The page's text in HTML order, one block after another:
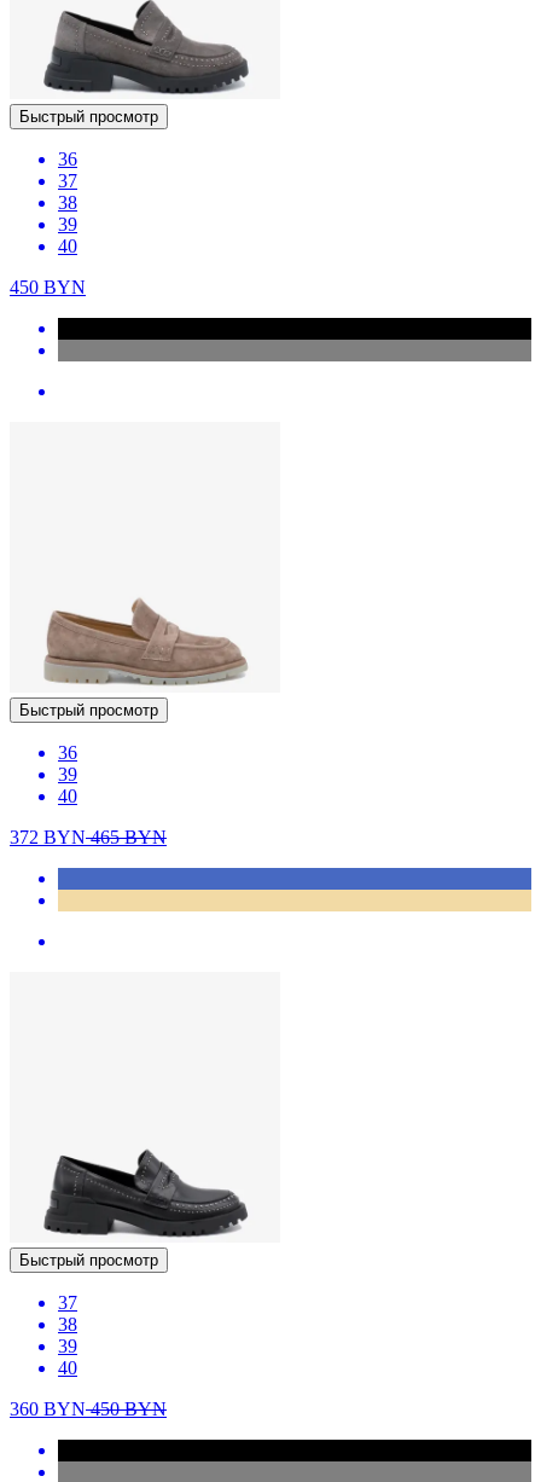
Быстрый просмотр
36
37
38
39
40
450 BYN
Быстрый просмотр
36
39
40
372 BYN465BYN
Быстрый просмотр
37
38
39
40
360 BYN450BYN